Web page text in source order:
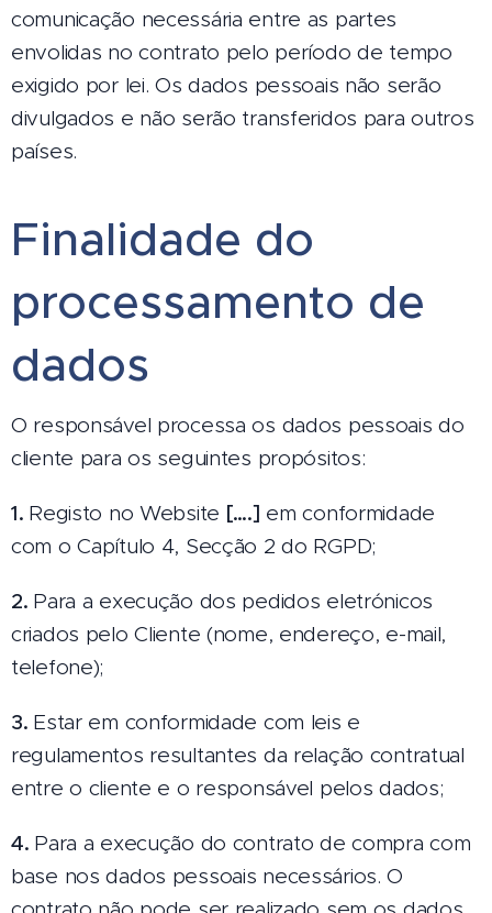
comunicação necessária entre as partes
envolidas no contrato pelo período de tempo
exigido por lei. Os dados pessoais não serão
divulgados e não serão transferidos para outros
países.
Finalidade do
processamento de
dados
O responsável processa os dados pessoais do
cliente para os seguintes propósitos:
1. Registo no Website [….] em conformidade
com o Capítulo 4, Secção 2 do RGPD;
2. Para a execução dos pedidos eletrónicos
criados pelo Cliente (nome, endereço, e-mail,
telefone);
3. Estar em conformidade com leis e
regulamentos resultantes da relação contratual
entre o cliente e o responsável pelos dados;
4. Para a execução do contrato de compra com
base nos dados pessoais necessários. O